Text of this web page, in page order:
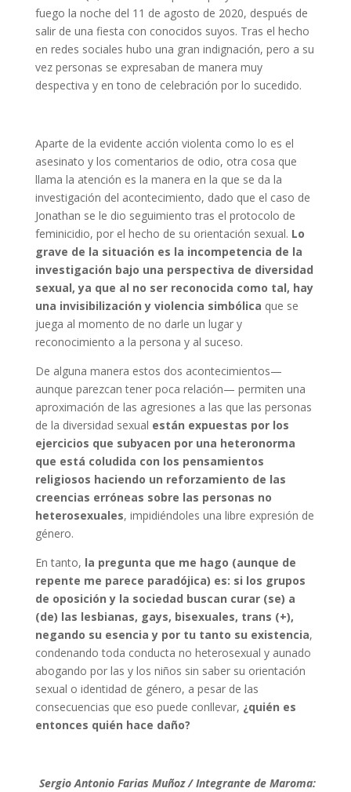
fuego la noche del 11 de agosto de 2020, después de
salir de una fiesta con conocidos suyos. Tras el hecho
en redes sociales hubo una gran indignación, pero a su
vez personas se expresaban de manera muy
despectiva y en tono de celebración por lo sucedido.
Aparte de la evidente acción violenta como lo es el
asesinato y los comentarios de odio, otra cosa que
llama la atención es la manera en la que se da la
investigación del acontecimiento, dado que el caso de
Jonathan se le dio seguimiento tras el protocolo de
feminicidio, por el hecho de su orientación sexual. Lo
grave de la situación es la incompetencia de la
investigación bajo una perspectiva de diversidad
sexual, ya que al no ser reconocida como tal, hay
una invisibilización y violencia simbólica que se
juega al momento de no darle un lugar y
reconocimiento a la persona y al suceso.
De alguna manera estos dos acontecimientos—
aunque parezcan tener poca relación— permiten una
aproximación de las agresiones a las que las personas
de la diversidad sexual están expuestas por los
ejercicios que subyacen por una heteronorma
que está coludida con los pensamientos
religiosos haciendo un reforzamiento de las
creencias erróneas sobre las personas no
heterosexuales, impidiéndoles una libre expresión de
género.
En tanto, la pregunta que me hago (aunque de
repente me parece paradójica) es: si los grupos
de oposición y la sociedad buscan curar (se) a
(de) las lesbianas, gays, bisexuales, trans (+),
negando su esencia y por tu tanto su existencia,
condenando toda conducta no heterosexual y aunado
abogando por las y los niños sin saber su orientación
sexual o identidad de género, a pesar de las
consecuencias que eso puede conllevar, ¿quién es
entonces quién hace daño?
Sergio Antonio Farias Muñoz / Integrante de Maroma: